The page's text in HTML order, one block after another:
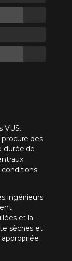
VUS.
des
durée de
conditions
ingénieurs
et la
sèches et